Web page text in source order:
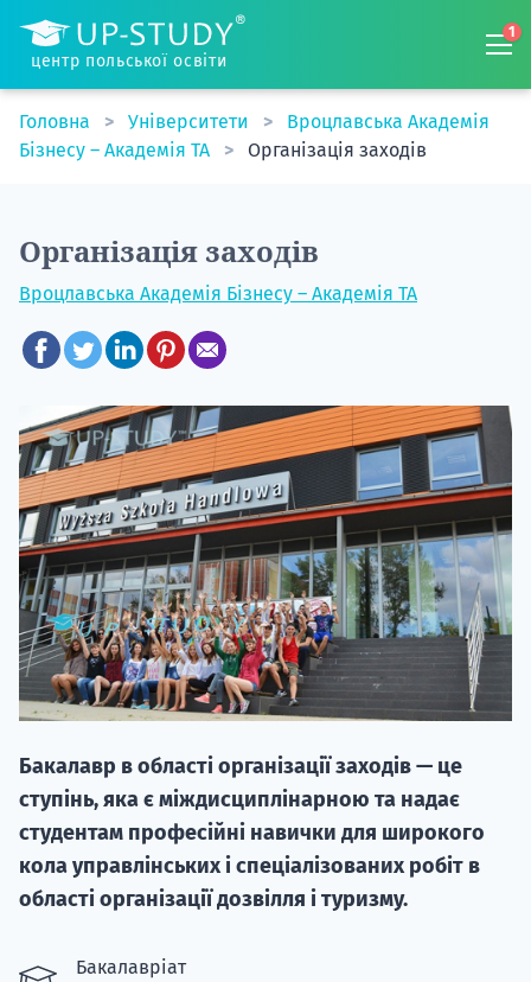
центр польської освіти
1
Головна Університети
Вроцлавська Академія
Бізнесу – Академія TA
Організація заходів
Організація заходів
Вроцлавська Академія Бізнесу – Академія TA
Бакалавр в області організації заходів — це
ступінь, яка є міждисциплінарною та надає
студентам професійні навички для широкого
кола управлінських і спеціалізованих робіт в
області організації дозвілля і туризму.
Бакалавріат
вступ на